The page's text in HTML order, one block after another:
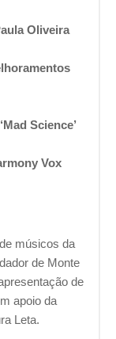
Oliveira
Science’
Vox
músicos da
de Monte
de
apoio da
Leta.